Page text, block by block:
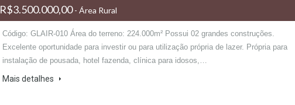
R$3.500.000,00- Área Rural
Código: GLAIR-010 Área do terreno: 224.000m² Possui 02 grandes construções.
Excelente oportunidade para investir ou para utilização própria de lazer. Própria para
instalação de pousada, hotel fazenda, clínica para idosos,…
Mais detalhes